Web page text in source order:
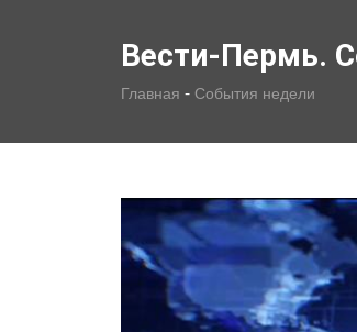
Вести-Пермь.
Главная - События недели